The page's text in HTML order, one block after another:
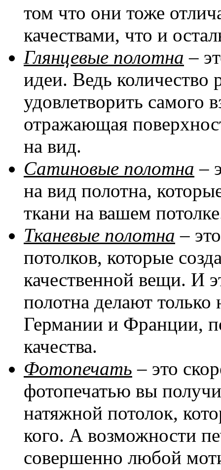
том что они тоже
качествами, что и
Глянцевые полотна –
идеи. Ведь количество
удовлетворить самого
отражающая
на вид.
Сатиновые полотна –
на вид полотна,
ткани на вашем
Тканевые полотна –
потолков, которые
качественной вещи. И
полотна делают
Германии и Франции,
качества.
Фотопечать – это
фотопечатью вы
натяжной потолок,
кого. А возможности
совершенно любой